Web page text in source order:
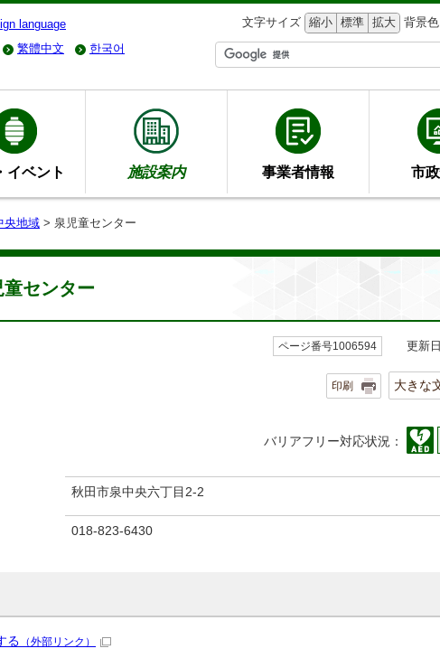
language 文字サイズ 縮小 標準 拡大 背景色
繁體中文 한국어
イベント 施設案内 事業者情報 市
央地域 > 泉児童センター
童センター
ページ番号1006594 更新日
印刷 大きな
バリアフリー対応状況：
秋田市泉中央六丁目2-2
018-823-6430
る （外部リンク）